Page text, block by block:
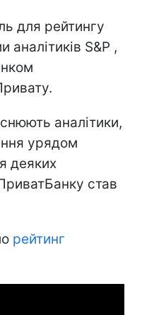
для рейтингу
аналітиків S&P ,
аналітики,
урядом
деяких
став
рейтинг